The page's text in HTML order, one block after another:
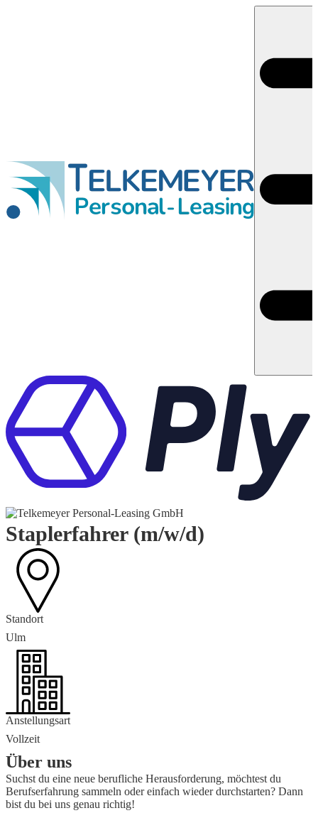
Staplerfahrer (m/w/d)
Standort
Ulm
Anstellungsart
Vollzeit
Über uns
Suchst du eine neue berufliche Herausforderung, möchtest du
Berufserfahrung sammeln oder einfach wieder durchstarten? Dann
bist du bei uns genau richtig!